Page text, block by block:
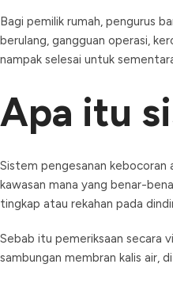
Bagi pemilik rumah, pengurus
berulang, gangguan operasi,
nampak selesai untuk
Apa itu
Sistem pengesanan kebocoran
kawasan mana yang benar-
tingkap atau rekahan pada
Sebab itu pemeriksaan secara
sambungan membran kalis air,